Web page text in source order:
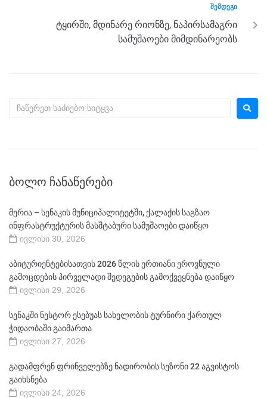
ᲨᲔᲛᲓᲔᲒᲘ
ტყირში, მდინარე რიონზე, ნაპირსამაგრი
სამუშაოები მიმდინარეობს
ᲑᲝᲚᲝ ᲩᲐᲜᲐᲬᲔᲠᲔᲑᲘ
მერია – სენაკის მუნიციპალიტეტში, ქალაქის საგზაო
ინფრასტრუქტურის მასშტაბური სამუშაოები დაიწყო
ივლისი 30, 2026
აბიტურიენტებისათვის 2026 წლის ერთიანი ეროვნული
გამოცდების პირველადი შედეგების გამოქვეყნება დაიწყო
ივლისი 29, 2026
სენაკში ნესტორ ესებუას სახელობის ტურნირი ქართულ
ჭიდაობაში გაიმართა
ივლისი 27, 2026
გადამფრენ ფრინველებზე ნადირობის სეზონი 22 აგვისტოს
გაიხსნება
ივლისი 24, 2026